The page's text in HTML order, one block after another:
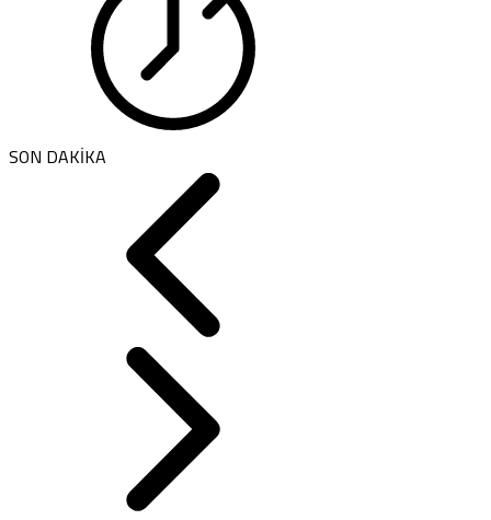
SON DAKİKA